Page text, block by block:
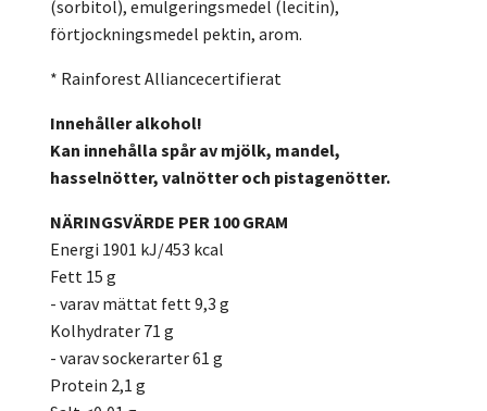
(sorbitol), emulgeringsmedel (lecitin),
förtjockningsmedel pektin, arom.
* Rainforest Alliancecertifierat
Innehåller alkohol!
Kan innehålla spår av mjölk, mandel,
hasselnötter, valnötter och pistagenötter.
NÄRINGSVÄRDE PER 100 GRAM
Energi 1901 kJ/453 kcal
Fett 15 g
- varav mättat fett 9,3 g
Kolhydrater 71 g
- varav sockerarter 61 g
Protein 2,1 g